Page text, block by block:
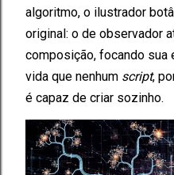
algoritmo, o ilustrador
original: o de observador
composição, focando sua
vida que nenhum script,
é capaz de criar sozinho.